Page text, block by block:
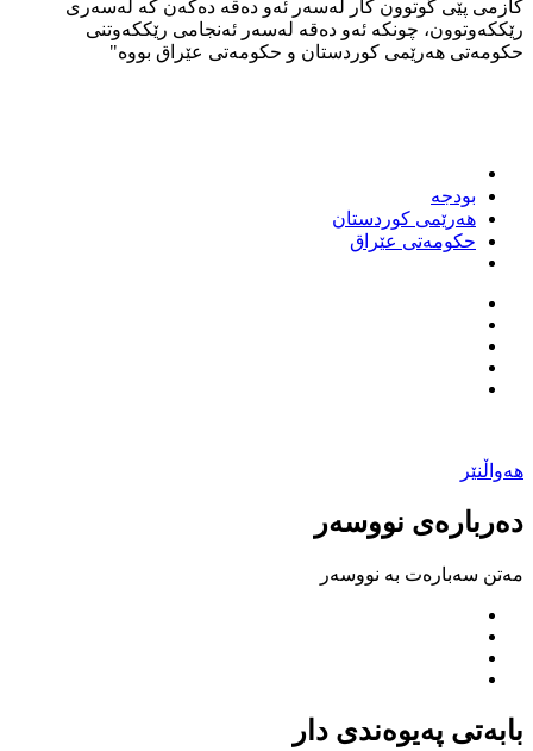
کازمی پێی گوتوون کار لەسەر ئەو دەقە دەکەن کە لەسەری
رێککەوتوون، چونکە ئەو دەقە لەسەر ئەنجامی رێککەوتنی
حکومەتی هەرێمی کوردستان و حکومەتی عێراق بووە"
بودجه‌
هەرێمی کوردستان
حکومەتی عێراق
هەواڵنێر
دەربارەی نووسەر
مەتن سەبارەت بە نووسەر
بابەتی پەیوەندی دار